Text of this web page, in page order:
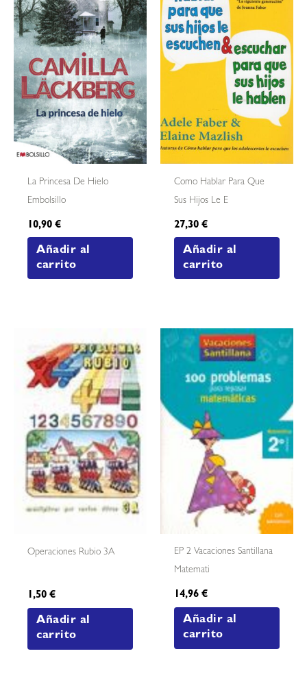
La Princesa De Hielo
Embolsillo
10,90€
Añadir al
carrito
Como Hablar Para Que
Sus Hijos Le E
27,30€
Añadir al
carrito
Operaciones Rubio 3A
1,50€
Añadir al
carrito
EP 2 Vacaciones Santillana
Matemati
14,96€
Añadir al
carrito